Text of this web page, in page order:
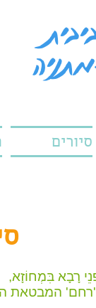
סיורים
רָבָא בִּמְחוֹזָא,
'רחם' המבטאת